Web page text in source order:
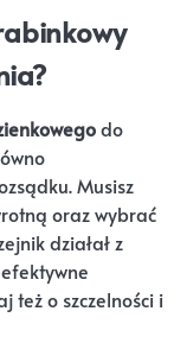
do
Musisz
oraz wybrać
działał z
też o szczelności i